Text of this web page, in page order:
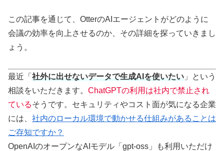
この記事を通じて、OtterのAIエージェントがどのように
会議の効率を向上させるのか、その詳細を探っていきまし
ょう。
最近「 社外に出せないデータで生成AIを使いたい 」という
相談をいただきます。 ChatGPTの利用は社内で禁止され
ているそうです。セキュリティやコスト面が気になる企業
には、 社内のローカル環境で動かせる仕組みがあることは
ご存知ですか？
OpenAIのオープンなAIモデル「gpt-oss」も利用いただけ